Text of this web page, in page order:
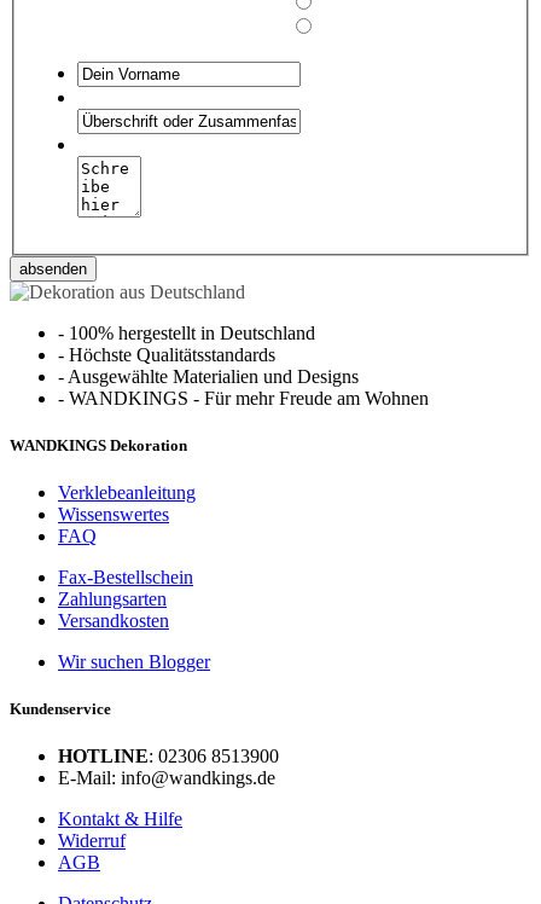
absenden
- 100% hergestellt in Deutschland
- Höchste Qualitätsstandards
- Ausgewählte Materialien und Designs
- WANDKINGS - Für mehr Freude am Wohnen
WANDKINGS Dekoration
Verklebeanleitung
Wissenswertes
FAQ
Fax-Bestellschein
Zahlungsarten
Versandkosten
Wir suchen Blogger
Kundenservice
HOTLINE: 02306 8513900
E-Mail: info@wandkings.de
Kontakt & Hilfe
Widerruf
AGB